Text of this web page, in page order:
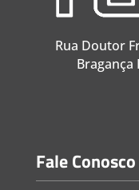
Rua Doutor
Bragança
Fale Conosco